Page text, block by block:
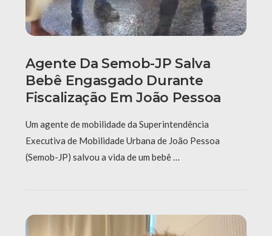
Agente Da Semob-JP Salva
Bebê Engasgado Durante
Fiscalização Em João Pessoa
Um agente de mobilidade da Superintendência
Executiva de Mobilidade Urbana de João Pessoa
(Semob-JP) salvou a vida de um bebê …